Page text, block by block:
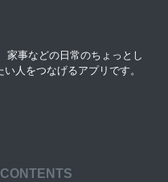
家事などの日常のちょっとし
人をつなげるアプリです。
CONTENTS